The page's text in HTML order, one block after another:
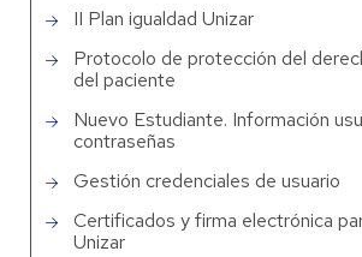
II Plan igualdad Unizar
Protocolo de protección del
del paciente
Nuevo Estudiante. Información
contraseñas
Gestión credenciales de usuario
Certificados y firma electrónica
Unizar